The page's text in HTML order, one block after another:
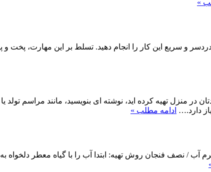
»
و سریع این کار را انجام دهید. تسلط بر این مهارت، پخت
منزل تهیه کرده اید، نوشته ای بنویسید، مانند مراسم تولد
دارد.… ادامه مطلب »
لازم: گیاه معطر مانند رزماری یا اسطوخودوس و یا گل شاه پسند / 28 گرم آب / نصف فنجان روش